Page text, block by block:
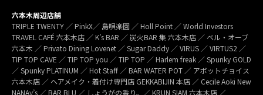
六本木周辺店舗
TRIPLE TWENTY ／ PinkX／ 島唄楽園 ／ Holl Point ／ World Investors
TRAVEL CAFÉ 六本木店 ／ K’s BAR ／ 炭火BAR 集 六本木店 ／ ベル・オーブ
六本木 ／ Privato Dining Lovenet ／ Sugar Daddy ／ VIRUS ／ VIRTUS2 ／
TIP TOP CAVE ／ TIP TOP you ／ TIP TOP ／ Harlem freak ／ Spunky GOLD
／ Spunky PLATINUM ／ Hot Staff ／ BAR WATER POT ／ アボットチョイス
六本木店 ／ ヘアメイク・着付け専門店 GEKKABIJIN 本店 ／ Cecile Aoki New
NANAy’s ／ BAR BLU ／ しょうがの香り。／ KRUN SIAM 六本木店 ／